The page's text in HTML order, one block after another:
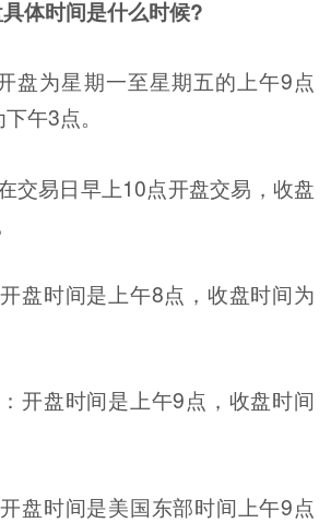
体时间是什么时候?
盘为星期一至星期五的上午9点
午3点。
交易日早上10点开盘交易，收盘
盘时间是上午8点，收盘时间为
开盘时间是上午9点，收盘时间
盘时间是美国东部时间上午9点